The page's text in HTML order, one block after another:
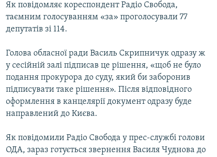
Усі сайти RFE/RL
Як повідомляє кореспондент Радіо Свобода,
таємним голосуванням «за» проголосували 77
депутатів зі 114.
Голова обласної ради Василь Скрипничук одразу ж
у сесійній залі підписав це рішення, «щоб не було
подання прокурора до суду, який би заборонив
підписувати таке рішення». Після відповідного
оформлення в канцелярії документ одразу буде
направлений до Києва.
Як повідомили Радіо Свобода у прес-службі голови
ОДА, зараз готується звернення Василя Чуднова до